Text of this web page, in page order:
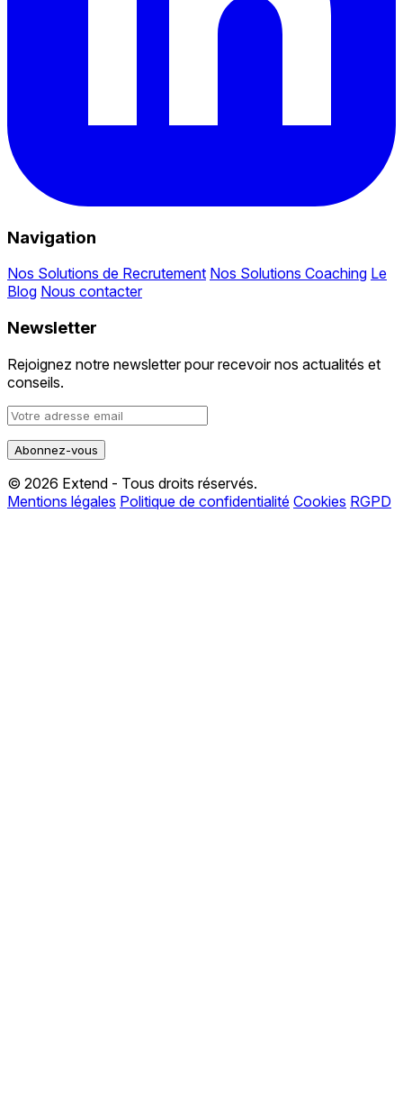
Navigation
Nos Solutions de Recrutement Nos Solutions Coaching Le
Blog Nous contacter
Newsletter
Rejoignez notre newsletter pour recevoir nos actualités et
conseils.
© 2026 Extend - Tous droits réservés.
Mentions légales Politique de confidentialité Cookies RGPD